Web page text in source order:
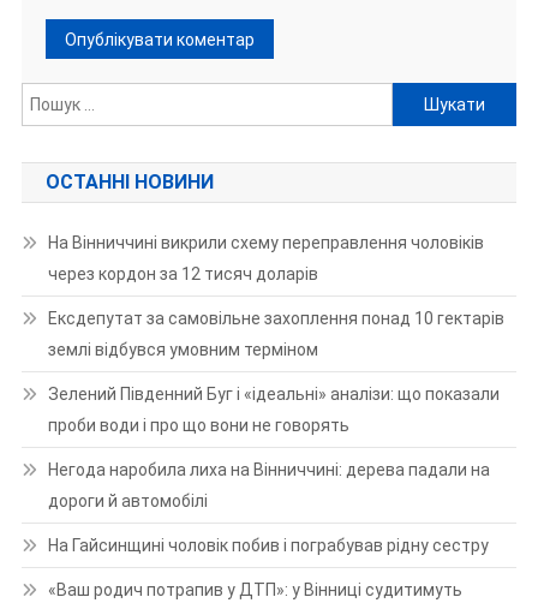
Пошук:
ОСТАННІ НОВИНИ
На Вінниччині викрили схему переправлення чоловіків
через кордон за 12 тисяч доларів
Ексдепутат за самовільне захоплення понад 10 гектарів
землі відбувся умовним терміном
Зелений Південний Буг і «ідеальні» аналізи: що показали
проби води і про що вони не говорять
Негода наробила лиха на Вінниччині: дерева падали на
дороги й автомобілі
На Гайсинщині чоловік побив і пограбував рідну сестру
«Ваш родич потрапив у ДТП»: у Вінниці судитимуть